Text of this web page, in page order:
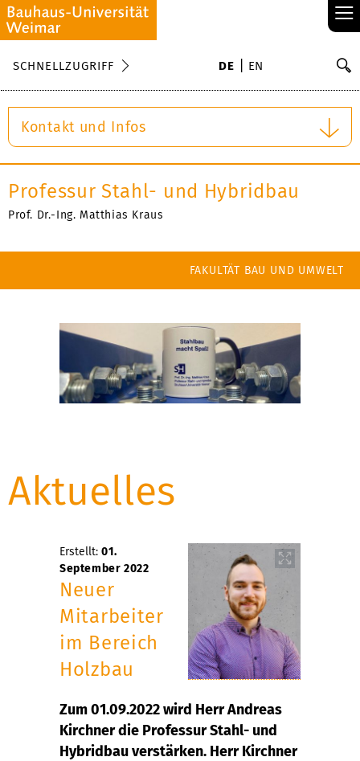
≡
SCHNELLZUGRIFF DE EN
Kontakt und Infos
Professur Stahl- und Hybridbau
Prof. Dr.-Ing. Matthias Kraus
FAKULTÄT BAU UND UMWELT
Aktuelles
Erstellt: 01.
September 2022
Neuer
Mitarbeiter
im Bereich
Holzbau
Zum 01.09.2022 wird Herr Andreas
Kirchner die Professur Stahl- und
Hybridbau verstärken. Herr Kirchner